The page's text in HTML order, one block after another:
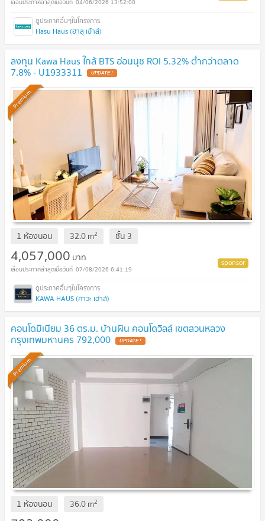
Hasu Haus (ฮาสุ เฮ้าส์)
ลงทุน Kawa Haus ใกล้ BTS อ่อนนุช ROI 5.32% ต่ำกว่าตลาด
7.8% - U1933311 UPDATE !
Premium
1 ห้องนอน 32.0m2 ชั้น 3
4,057,000 บาท
07/08/2026 6:41:19
KAWA HAUS (คาวะ เฮาส์)
คอนโดมิเนียม 36 ตร.ม. บ้านฝัน คอนโดวิลล์ เขตสวนหลวง
กรุงเทพมหานคร 792,000 UPDATE !
Premium
1 ห้องนอน 36.0m2